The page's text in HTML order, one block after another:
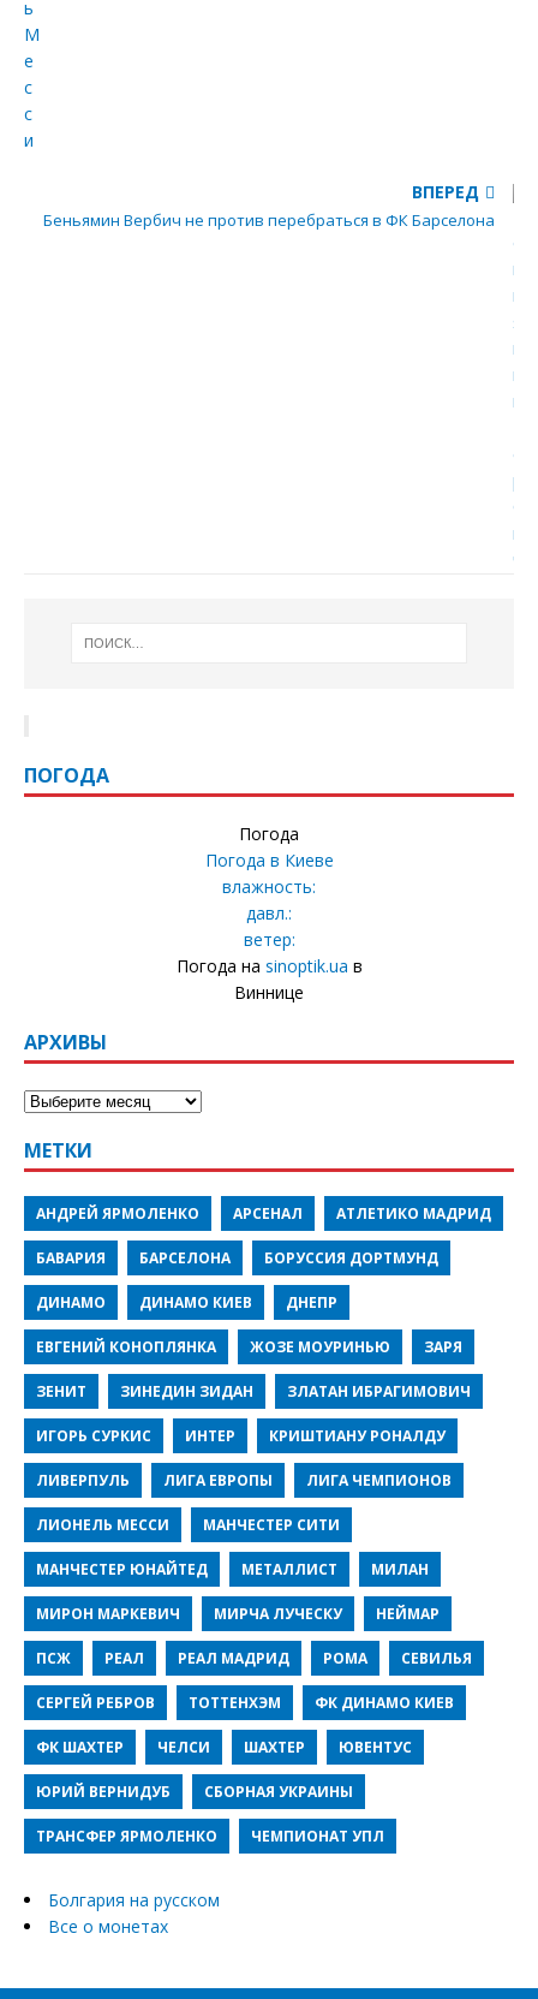
ВПЕРЕД
Беньямин Вербич не против перебраться в ФК Барселона
ПОГОДА
Погода
Погода в Киеве
влажность:
давл.:
ветер:
Погода на sinoptik.ua в
Виннице
АРХИВЫ
МЕТКИ
АНДРЕЙ ЯРМОЛЕНКО АРСЕНАЛ АТЛЕТИКО МАДРИД
БАВАРИЯ БАРСЕЛОНА БОРУССИЯ ДОРТМУНД
ДИНАМО ДИНАМО КИЕВ ДНЕПР
ЕВГЕНИЙ КОНОПЛЯНКА ЖОЗЕ МОУРИНЬЮ ЗАРЯ
ЗЕНИТ ЗИНЕДИН ЗИДАН ЗЛАТАН ИБРАГИМОВИЧ
ИГОРЬ СУРКИС ИНТЕР КРИШТИАНУ РОНАЛДУ
ЛИВЕРПУЛЬ ЛИГА ЕВРОПЫ ЛИГА ЧЕМПИОНОВ
ЛИОНЕЛЬ МЕССИ МАНЧЕСТЕР СИТИ
МАНЧЕСТЕР ЮНАЙТЕД МЕТАЛЛИСТ МИЛАН
МИРОН МАРКЕВИЧ МИРЧА ЛУЧЕСКУ НЕЙМАР
ПСЖ РЕАЛ РЕАЛ МАДРИД РОМА СЕВИЛЬЯ
СЕРГЕЙ РЕБРОВ ТОТТЕНХЭМ ФК ДИНАМО КИЕВ
ФК ШАХТЕР ЧЕЛСИ ШАХТЕР ЮВЕНТУС
ЮРИЙ ВЕРНИДУБ СБОРНАЯ УКРАИНЫ
ТРАНСФЕР ЯРМОЛЕНКО ЧЕМПИОНАТ УПЛ
Болгария на русском
Все о монетах